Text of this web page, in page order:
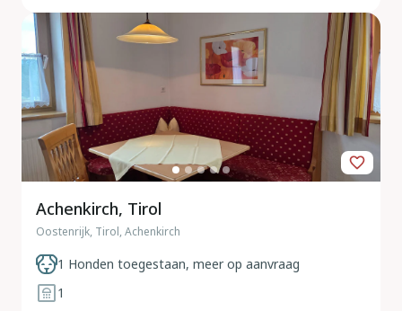
Achenkirch, Tirol
Oostenrijk, Tirol, Achenkirch
1 Honden toegestaan, meer op aanvraag
1